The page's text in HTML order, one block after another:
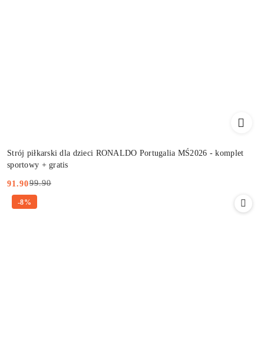
Strój piłkarski dla dzieci RONALDO Portugalia MŚ2026 - komplet
sportowy + gratis
Cena
promocyjna:
91.90
Cena
przed
99.90
-8%